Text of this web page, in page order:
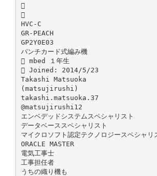


HVC-C
GR-PEACH
GP2Y0E03
パンチカード式編み機
 mbed １年生
 Joined: 2014/5/23
Takashi Matsuoka
(matsujirushi)
takashi.matsuoka.37
@matsujirushi12
エンベデッドシステムスペシャリスト
データベーススペシャリスト
マイクロソフト認定テクノロジースペシャリ
ORACLE MASTER
電気工事士
工事担任者
うちの織り機も